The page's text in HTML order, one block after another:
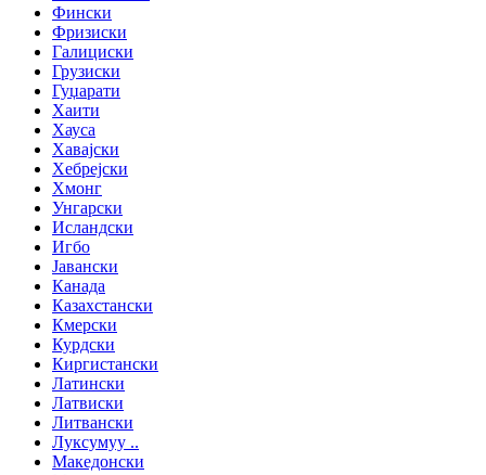
Фински
Фризиски
Галициски
Грузиски
Гуџарати
Хаити
Хауса
Хавајски
Хебрејски
Хмонг
Унгарски
Исландски
Игбо
Јавански
Канада
Казахстански
Кмерски
Курдски
Киргистански
Латински
Латвиски
Литвански
Луксумуу ..
Македонски